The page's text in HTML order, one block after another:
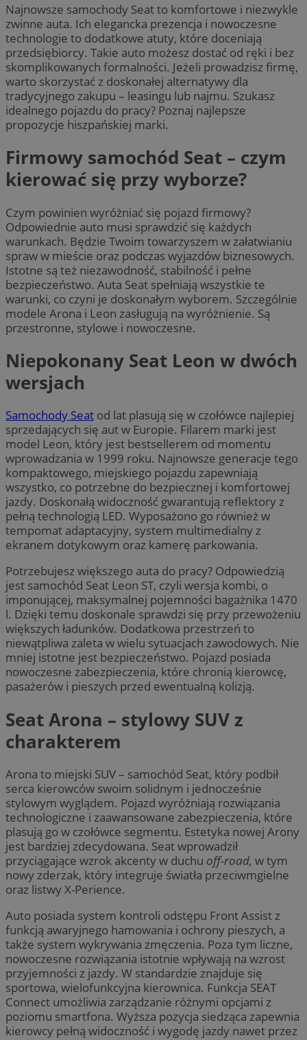
Najnowsze samochody Seat to komfortowe i niezwykle
zwinne auta. Ich elegancka prezencja i nowoczesne
technologie to dodatkowe atuty, które doceniają
przedsiębiorcy. Takie auto możesz dostać od ręki i bez
skomplikowanych formalności. Jeżeli prowadzisz firmę,
warto skorzystać z doskonałej alternatywy dla
tradycyjnego zakupu – leasingu lub najmu. Szukasz
idealnego pojazdu do pracy? Poznaj najlepsze
propozycje hiszpańskiej marki.
Firmowy samochód Seat – czym
kierować się przy wyborze?
Czym powinien wyróżniać się pojazd firmowy?
Odpowiednie auto musi sprawdzić się każdych
warunkach. Będzie Twoim towarzyszem w załatwianiu
spraw w mieście oraz podczas wyjazdów biznesowych.
Istotne są też niezawodność, stabilność i pełne
bezpieczeństwo. Auta Seat spełniają wszystkie te
warunki, co czyni je doskonałym wyborem. Szczególnie
modele Arona i Leon zasługują na wyróżnienie. Są
przestronne, stylowe i nowoczesne.
Niepokonany Seat Leon w dwóch
wersjach
Samochody Seat od lat plasują się w czołówce najlepiej
sprzedających się aut w Europie. Filarem marki jest
model Leon, który jest bestsellerem od momentu
wprowadzania w 1999 roku. Najnowsze generacje tego
kompaktowego, miejskiego pojazdu zapewniają
wszystko, co potrzebne do bezpiecznej i komfortowej
jazdy. Doskonałą widoczność gwarantują reflektory z
pełną technologią LED. Wyposażono go również w
tempomat adaptacyjny, system multimedialny z
ekranem dotykowym oraz kamerę parkowania.
Potrzebujesz większego auta do pracy? Odpowiedzią
jest samochód Seat Leon ST, czyli wersja kombi, o
imponującej, maksymalnej pojemności bagażnika 1470
l. Dzięki temu doskonale sprawdzi się przy przewożeniu
większych ładunków. Dodatkowa przestrzeń to
niewątpliwa zaleta w wielu sytuacjach zawodowych. Nie
mniej istotne jest bezpieczeństwo. Pojazd posiada
nowoczesne zabezpieczenia, które chronią kierowcę,
pasażerów i pieszych przed ewentualną kolizją.
Seat Arona – stylowy SUV z
charakterem
Arona to miejski SUV – samochód Seat, który podbił
serca kierowców swoim solidnym i jednocześnie
stylowym wyglądem. Pojazd wyróżniają rozwiązania
technologiczne i zaawansowane zabezpieczenia, które
plasują go w czołówce segmentu. Estetyka nowej Arony
jest bardziej zdecydowana. Seat wprowadził
przyciągające wzrok akcenty w duchu off-road, w tym
nowy zderzak, który integruje światła przeciwmgielne
oraz listwy X-Perience.
Auto posiada system kontroli odstępu Front Assist z
funkcją awaryjnego hamowania i ochrony pieszych, a
także system wykrywania zmęczenia. Poza tym liczne,
nowoczesne rozwiązania istotnie wpływają na wzrost
przyjemności z jazdy. W standardzie znajduje się
sportowa, wielofunkcyjna kierownica. Funkcja SEAT
Connect umożliwia zarządzanie różnymi opcjami z
poziomu smartfona. Wyższa pozycja siedząca zapewnia
kierowcy pełną widoczność i wygodę jazdy nawet przez